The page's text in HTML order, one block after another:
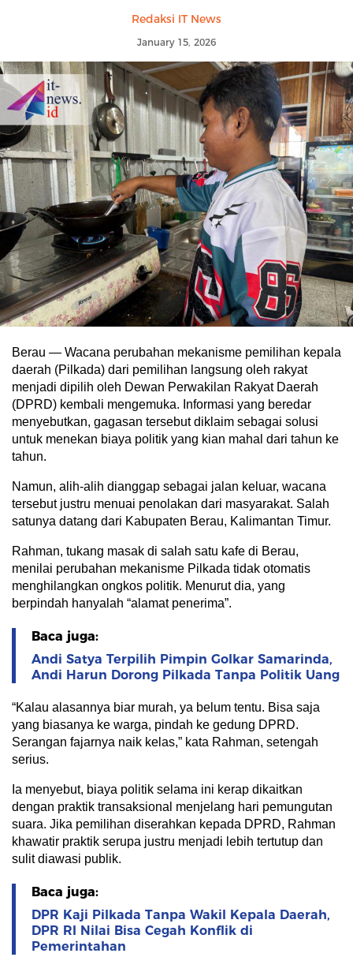
Redaksi IT News
January 15, 2026
Berau — Wacana perubahan mekanisme pemilihan kepala
daerah (Pilkada) dari pemilihan langsung oleh rakyat
menjadi dipilih oleh Dewan Perwakilan Rakyat Daerah
(DPRD) kembali mengemuka. Informasi yang beredar
menyebutkan, gagasan tersebut diklaim sebagai solusi
untuk menekan biaya politik yang kian mahal dari tahun ke
tahun.
Namun, alih-alih dianggap sebagai jalan keluar, wacana
tersebut justru menuai penolakan dari masyarakat. Salah
satunya datang dari Kabupaten Berau, Kalimantan Timur.
Rahman, tukang masak di salah satu kafe di Berau,
menilai perubahan mekanisme Pilkada tidak otomatis
menghilangkan ongkos politik. Menurut dia, yang
berpindah hanyalah “alamat penerima”.
Baca juga:
Andi Satya Terpilih Pimpin Golkar Samarinda,
Andi Harun Dorong Pilkada Tanpa Politik Uang
“Kalau alasannya biar murah, ya belum tentu. Bisa saja
yang biasanya ke warga, pindah ke gedung DPRD.
Serangan fajarnya naik kelas,” kata Rahman, setengah
serius.
Ia menyebut, biaya politik selama ini kerap dikaitkan
dengan praktik transaksional menjelang hari pemungutan
suara. Jika pemilihan diserahkan kepada DPRD, Rahman
khawatir praktik serupa justru menjadi lebih tertutup dan
sulit diawasi publik.
Baca juga:
DPR Kaji Pilkada Tanpa Wakil Kepala Daerah,
DPR RI Nilai Bisa Cegah Konflik di
Pemerintahan